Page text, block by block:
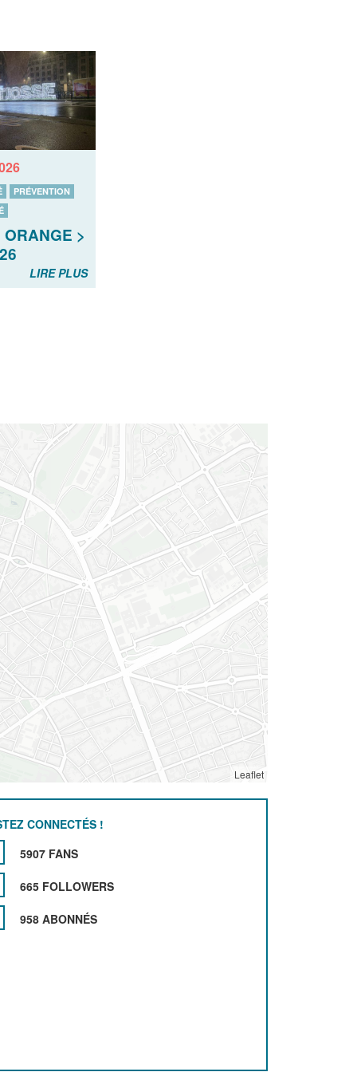
PRÉVENTION
>
LIRE PLUS
Leaflet
CONNECTÉS !
5907 FANS
665 FOLLOWERS
958 ABONNÉS